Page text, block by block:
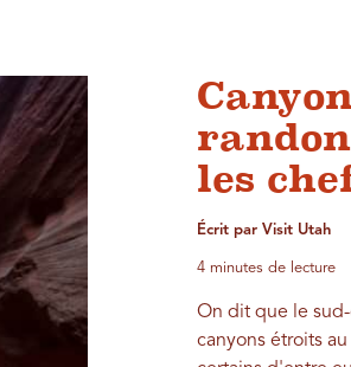
les
Écrit par Visit Utah
4 minutes de lecture
On dit que le
canyons étroits